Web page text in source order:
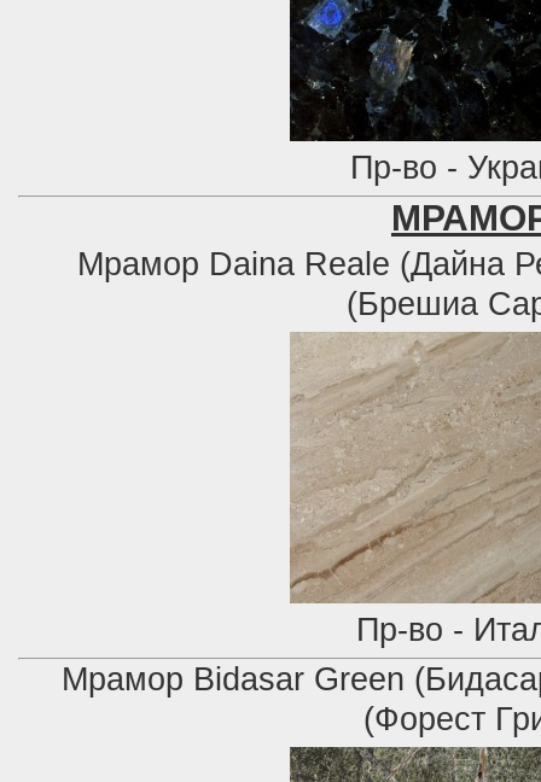
Пр-во -
Мрамор Daina Reale (Дайна
(Брешиа
Пр-во -
Мрамор Bidasar Green
(Форест